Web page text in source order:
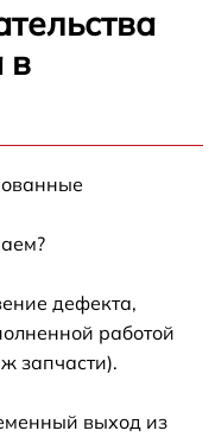
в
дефекта,
работой
запчасти).
выход из